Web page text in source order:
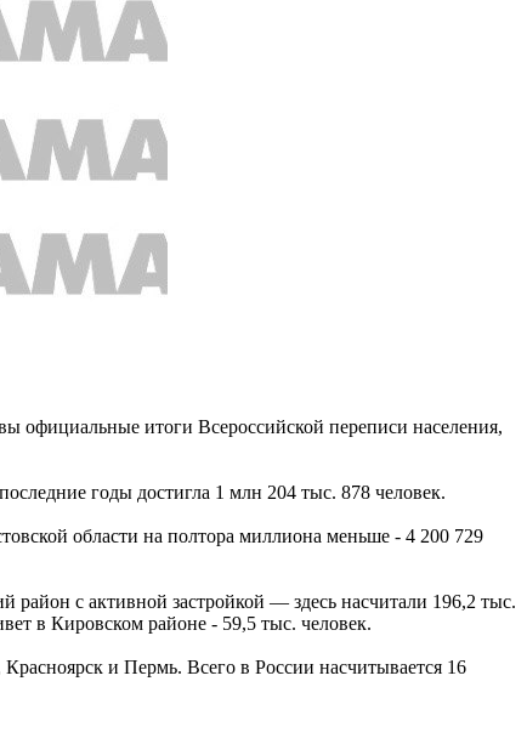
официальные итоги Всероссийской переписи населения,
годы достигла 1 млн 204 тыс. 878 человек.
области на полтора миллиона меньше - 4 200 729
с активной застройкой — здесь насчитали 196,2 тыс.
в Кировском районе - 59,5 тыс. человек.
и Пермь. Всего в России насчитывается 16